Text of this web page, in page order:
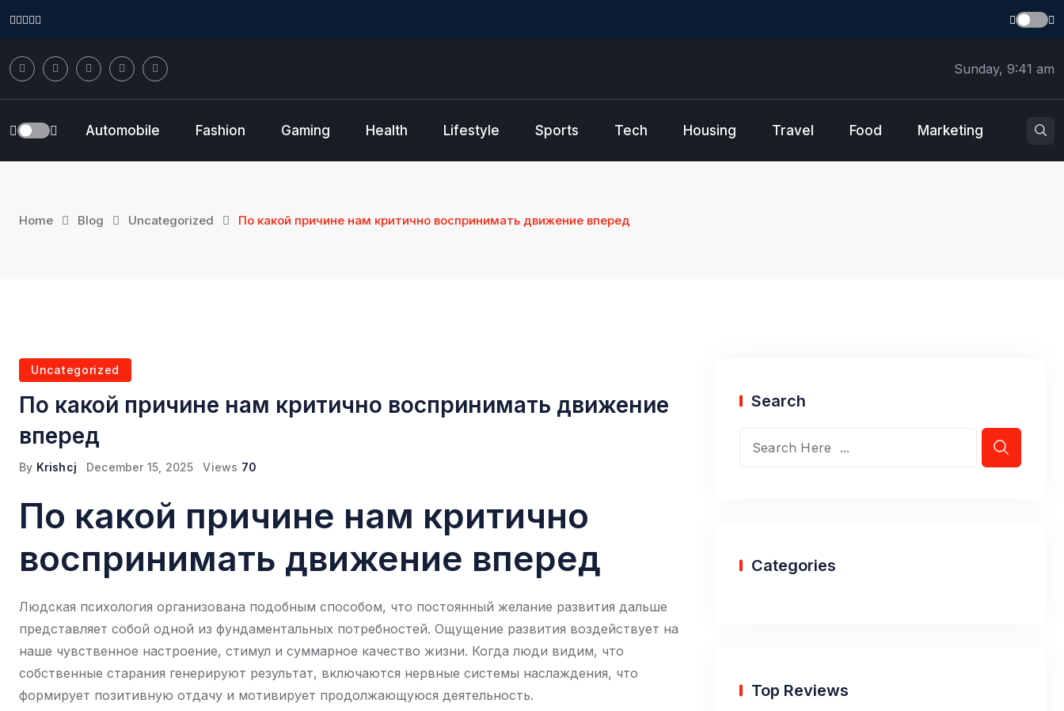
Sunday, 9:41 am
Automobile Fashion Gaming Health Lifestyle Sports Tech Housing Travel Food Marketing
Home Blog Uncategorized По какой причине нам критично воспринимать движение вперед
Uncategorized
По какой причине нам критично воспринимать движение
вперед
By Krishcj December 15, 2025 Views 70
По какой причине нам критично
воспринимать движение вперед
Людская психология организована подобным способом, что постоянный желание развития дальше
представляет собой одной из фундаментальных потребностей. Ощущение развития воздействует на
наше чувственное настроение, стимул и суммарное качество жизни. Когда люди видим, что
собственные старания генерируют результат, включаются нервные системы наслаждения, что
формирует позитивную отдачу и мотивирует продолжающуюся деятельность.
Search
Categories
Top Reviews